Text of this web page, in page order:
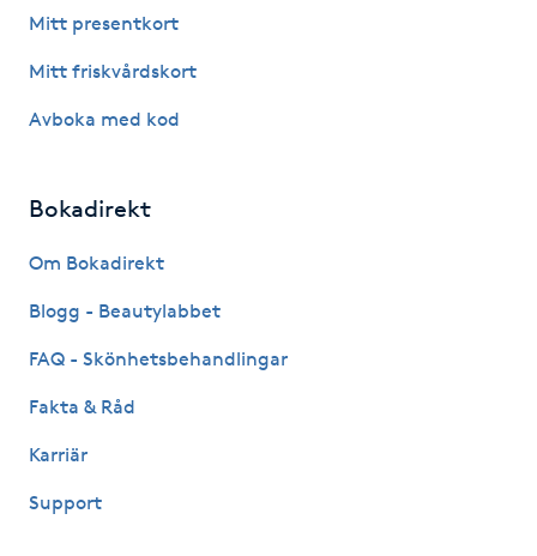
Hot Stone Massage
Hudvård
Hyaluronsyra
Hypnos
Mitt presentkort
Mitt friskvårdskort
Avboka med kod
Bokadirekt
Om Bokadirekt
Blogg - Beautylabbet
FAQ - Skönhetsbehandlingar
Fakta & Råd
Karriär
Support